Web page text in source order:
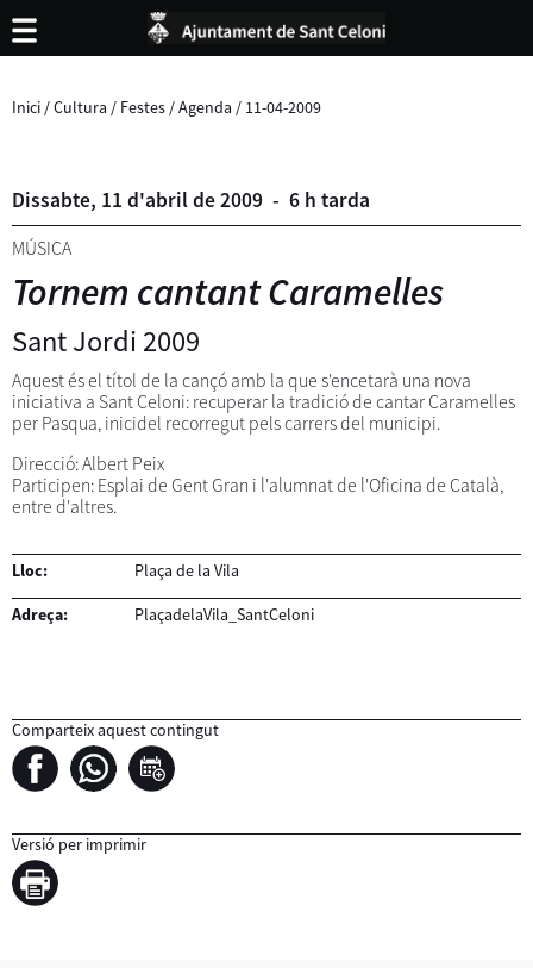
Inici /Cultura / Festes /Agenda / 11-04-2009
Dissabte, 11 d'abrilde2009 - 6 h tarda
MÚSICA
Tornem cantant Caramelles
Sant Jordi 2009
Aquest és el títol de la cançó amb la que s'encetarà una nova
iniciativa a Sant Celoni: recuperar la tradició de cantar Caramelles
per Pasqua, inicidel recorregut pels carrers del municipi.
Direcció: Albert Peix
Participen: Esplai de Gent Gran i l'alumnat de l'Oficina de Català,
entre d'altres.
Lloc: Plaça de la Vila
Adreça: PlaçadelaVila_SantCeloni
Comparteix aquest contingut
Versió per imprimir